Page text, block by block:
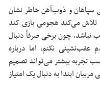
سپاهان و ذوب‌آهن خاطر نشان
می‌کند هجومی بازی کند
نباشد، چون برخی صرفاً دنبال
نکنم، اما درباره
تجربه بیشتر می‌تواند تصمیم
ابتدا به دنبال یک امتیاز